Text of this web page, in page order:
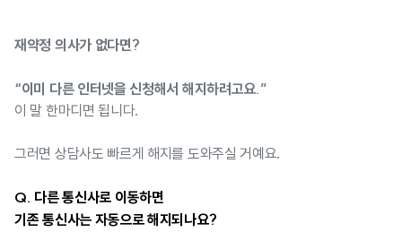
재약정 의사가 없다면?
“이미 다른 인터넷을 신청해서 해지하려고요.”
이 말 한마디면 됩니다.
그러면 상담사도 빠르게 해지를 도와주실 거예요.
Q. 다른 통신사로 이동하면
기존 통신사는 자동으로 해지되나요?